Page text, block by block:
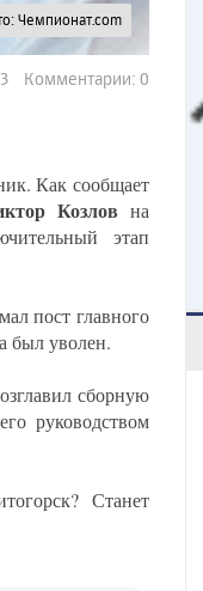
Чемпионат.com
Комментарии: 0
Как сообщает
Козлов на
этап
пост главного
был уволен.
сборную
руководством
Станет